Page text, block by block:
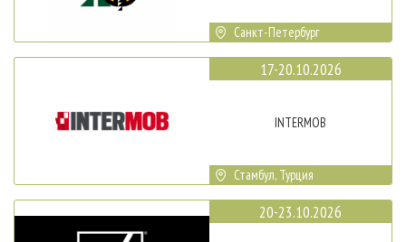
Санкт-Петербург
17-20.10.2026
INTERMOB
Стамбул, Турция
20-23.10.2026